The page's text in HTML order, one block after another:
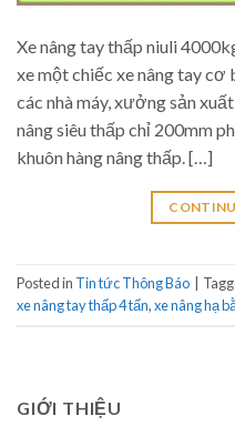
Xe nâng tay thấp niuli
xe một chiếc xe nâng tay
các nhà máy, xưởng sản
nâng siêu thấp chỉ 200mm
khuôn hàng nâng thấp. […]
Posted in Tin tức Thông Báo
xe nâng tay thấp 4 tấn,xe nâng hạ
GIỚI THIỆU